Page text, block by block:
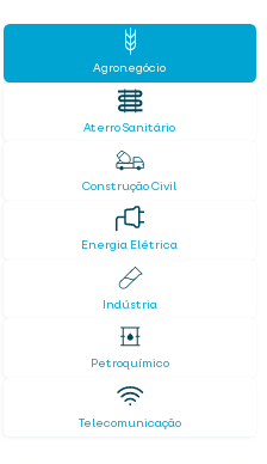
Agronegócio
Aterro Sanitário
Construção Civil
Energia Elétrica
Indústria
Petroquímico
Telecomunicação